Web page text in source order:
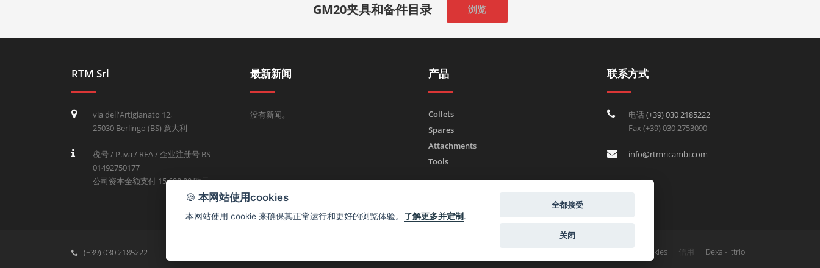
GM20夹具和备件目录 浏览
RTM Srl
via dell'Artigianato 12,
25030 Berlingo (BS) 意大利
税号 / P.iva / REA / 企业注册号 BS
01492750177
公司资本全额支付 15,600.00 欧元
最新新闻
没有新闻。
产品
Collets
Spares
Attachments
Tools
联系方式
电话(+39) 030 2185222
Fax (+39) 030 2753090
info@rtmricambi.com
(+39) 030 2185222 Privacy & Cookies 信用 Dexa - Ittrio
🍪 本网站使用cookies
本网站使用 cookie 来确保其正常运行和更好的浏览体验。 了解更多并定制 .
全都接受
关闭